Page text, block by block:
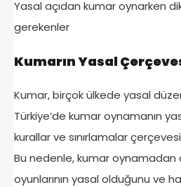
Yasal açıdan kumar oynarken
gerekenler
Kumarın Yasal
Kumar, birçok ülkede yasal
Türkiye’de kumar oynamanın
kurallar ve sınırlamalar
Bu nedenle, kumar
oyunlarının yasal olduğunu ve